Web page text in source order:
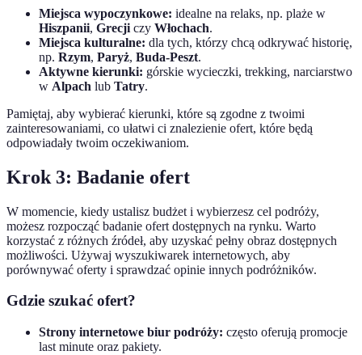
Miejsca wypoczynkowe: idealne na relaks, np. plaże w
Hiszpanii, Grecji czy Włochach.
Miejsca kulturalne: dla tych, którzy chcą odkrywać historię,
np. Rzym, Paryż, Buda-Peszt.
Aktywne kierunki: górskie wycieczki, trekking, narciarstwo
w Alpach lub Tatry.
Pamiętaj, aby wybierać kierunki, które są zgodne z twoimi
zainteresowaniami, co ułatwi ci znalezienie ofert, które będą
odpowiadały twoim oczekiwaniom.
Krok 3: Badanie ofert
W momencie, kiedy ustalisz budżet i wybierzesz cel podróży,
możesz rozpocząć badanie ofert dostępnych na rynku. Warto
korzystać z różnych źródeł, aby uzyskać pełny obraz dostępnych
możliwości. Używaj wyszukiwarek internetowych, aby
porównywać oferty i sprawdzać opinie innych podróżników.
Gdzie szukać ofert?
Strony internetowe biur podróży: często oferują promocje
last minute oraz pakiety.